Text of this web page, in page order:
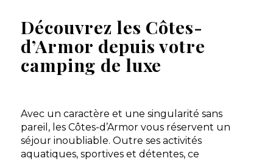
Découvrez les Côtes-
d’Armor depuis votre
camping de luxe
Avec un caractère et une singularité sans
pareil, les Côtes-d’Armor vous réservent un
séjour inoubliable. Outre ses activités
aquatiques, sportives et détentes, ce
Découvrir